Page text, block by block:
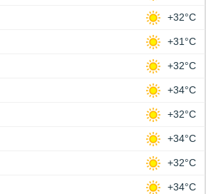
+32°C
+31°C
+32°C
+34°C
+32°C
+34°C
+32°C
+34°C